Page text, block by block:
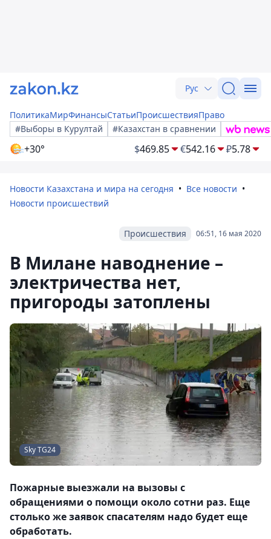
Рус
ПолитикаМирФинансыСтатьиПроисшествияПраво
#Выборы в Курултай
#Казахстан в сравнении
+30° $469.85 €542.16 ₽5.78
Новости Казахстана и мира на сегодня
Все новости
Новости происшествий
06:51, 16 мая 2020
Происшествия
В Милане наводнение –
электричества нет,
пригороды затоплены
Sky TG24
Пожарные выезжали на вызовы с
обращениями о помощи около сотни раз. Еще
столько же заявок спасателям надо будет еще
обработать.